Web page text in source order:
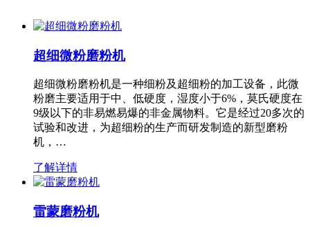
超细微粉磨粉机
超细微粉磨粉机是一种细粉及超细粉的加工设备，此微
粉磨主要适用于中、低硬度，湿度小于6%，莫氏硬度在
9级以下的非易燃易爆的非金属物料。它是经过20多次的
试验和改进，为超细粉的生产而研发制造的新型磨粉
机，…
了解详情
雷蒙磨粉机